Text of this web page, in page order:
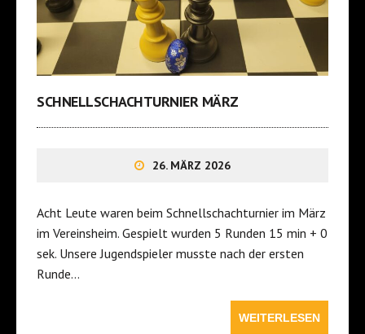
SCHNELLSCHACHTURNIER MÄRZ
26. MÄRZ 2026
Acht Leute waren beim Schnellschachturnier im März
im Vereinsheim. Gespielt wurden 5 Runden 15 min + 0
sek. Unsere Jugendspieler musste nach der ersten
Runde…
WEITERLESEN